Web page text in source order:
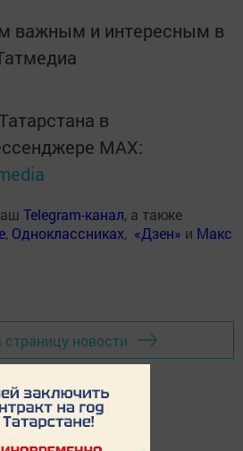
важным и интересным в
в
MАХ:
Telegram-канал, а также
, Одноклассниках, «Дзен» и Макс
страницу новости